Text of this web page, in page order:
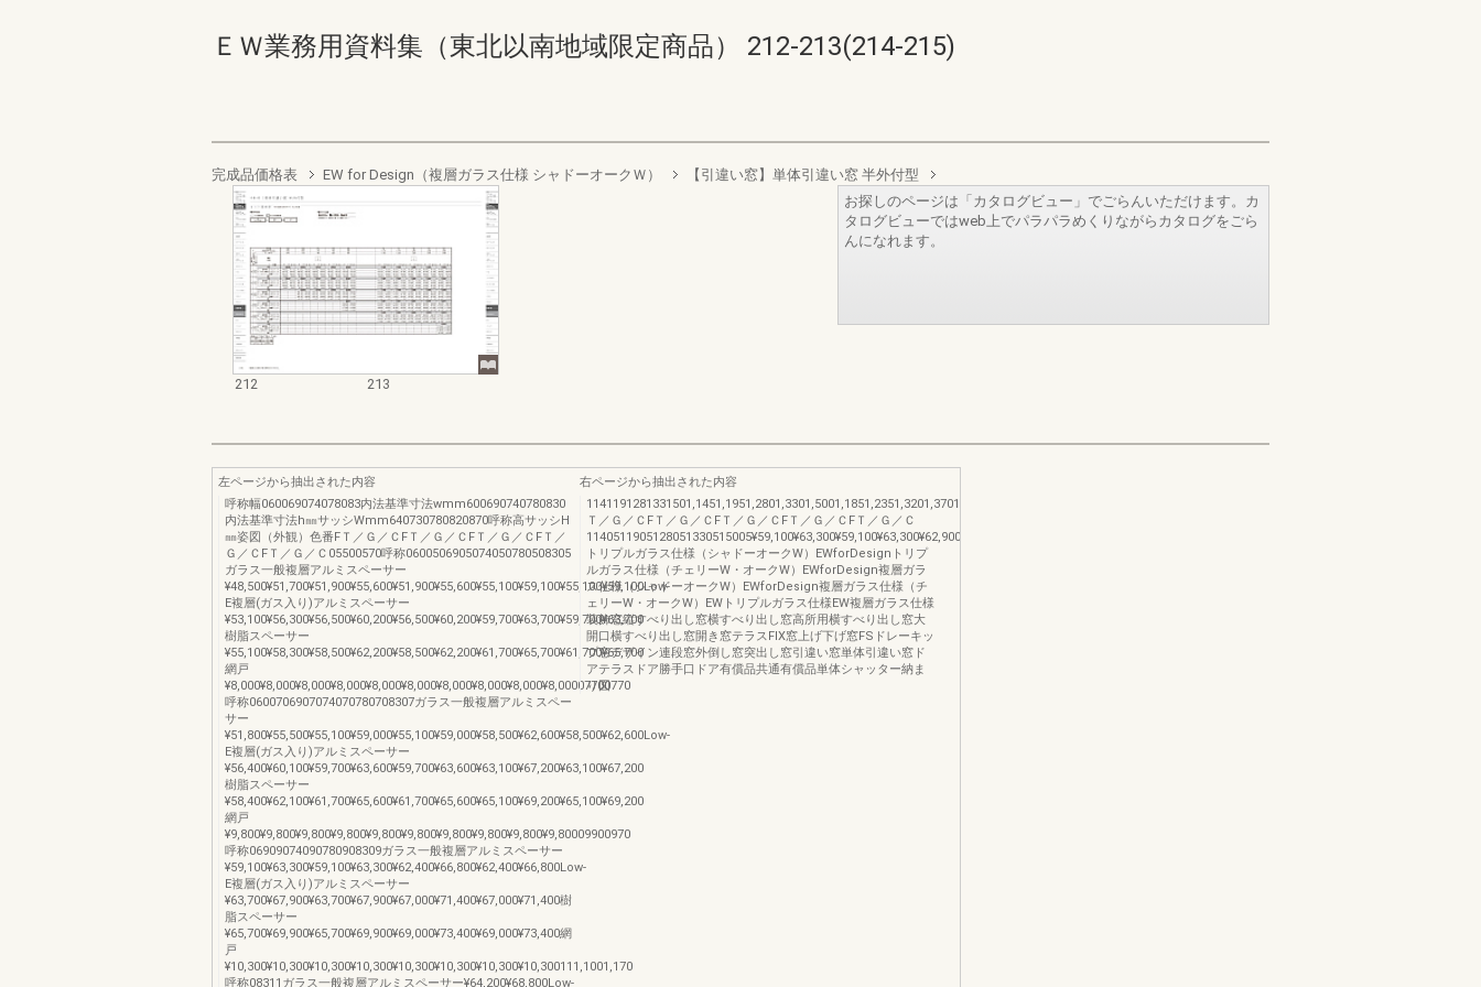
ＥＷ業務用資料集（東北以南地域限定商品） 212-213(214-215)
完成品価格表 EW for Design（複層ガラス仕様 シャドーオークＷ） 【引違い窓】単体引違い窓 半外付型
212 213
お探しのページは「カタログビュー」でごらんいただけます。カ
タログビューではweb上でパラパラめくりながらカタログをごら
んになれます。
左ページから抽出された内容
呼称幅060069074078083内法基準寸法wmm600690740780830
内法基準寸法h㎜サッシWmm640730780820870呼称高サッシH
㎜姿図（外観）色番FＴ／Ｇ／ＣFＴ／Ｇ／ＣFＴ／Ｇ／ＣFＴ／
Ｇ／ＣFＴ／Ｇ／Ｃ05500570呼称0600506905074050780508305
ガラス一般複層アルミスペーサー
¥48,500¥51,700¥51,900¥55,600¥51,900¥55,600¥55,100¥59,100¥55,100¥59,100Low-
E複層(ガス入り)アルミスペーサー
¥53,100¥56,300¥56,500¥60,200¥56,500¥60,200¥59,700¥63,700¥59,700¥63,700
樹脂スペーサー
¥55,100¥58,300¥58,500¥62,200¥58,500¥62,200¥61,700¥65,700¥61,700¥65,700
網戸
¥8,000¥8,000¥8,000¥8,000¥8,000¥8,000¥8,000¥8,000¥8,000¥8,00007700770
呼称0600706907074070780708307ガラス一般複層アルミスペー
サー
¥51,800¥55,500¥55,100¥59,000¥55,100¥59,000¥58,500¥62,600¥58,500¥62,600Low-
E複層(ガス入り)アルミスペーサー
¥56,400¥60,100¥59,700¥63,600¥59,700¥63,600¥63,100¥67,200¥63,100¥67,200
樹脂スペーサー
¥58,400¥62,100¥61,700¥65,600¥61,700¥65,600¥65,100¥69,200¥65,100¥69,200
網戸
¥9,800¥9,800¥9,800¥9,800¥9,800¥9,800¥9,800¥9,800¥9,800¥9,80009900970
呼称06909074090780908309ガラス一般複層アルミスペーサー
¥59,100¥63,300¥59,100¥63,300¥62,400¥66,800¥62,400¥66,800Low-
E複層(ガス入り)アルミスペーサー
¥63,700¥67,900¥63,700¥67,900¥67,000¥71,400¥67,000¥71,400樹
脂スペーサー
¥65,700¥69,900¥65,700¥69,900¥69,000¥73,400¥69,000¥73,400網
戸
¥10,300¥10,300¥10,300¥10,300¥10,300¥10,300¥10,300¥10,300111,1001,170
呼称08311ガラス一般複層アルミスペーサー¥64,200¥68,800Low-
右ページから抽出された内容
1141191281331501,1451,1951,2801,3301,5001,1851,2351,3201,3701,540F
Ｔ／Ｇ／ＣFＴ／Ｇ／ＣFＴ／Ｇ／ＣFＴ／Ｇ／ＣFＴ／Ｇ／Ｃ
トリプルガラス仕様（シャドーオークW）EWforDesignトリプ
ルガラス仕様（チェリーW・オークW）EWforDesign複層ガラ
ス仕様（シャドーオークW）EWforDesign複層ガラス仕様（チ
ェリーW・オークW）EWトリプルガラス仕様EW複層ガラス仕様
装飾窓縦すべり出し窓横すべり出し窓高所用横すべり出し窓大
開口横すべり出し窓開き窓テラスFIX窓上げ下げ窓FSドレーキッ
プ窓デザイン連段窓外倒し窓突出し窓引違い窓単体引違い窓ド
アテラスドア勝手口ドア有償品共通有償品単体シャッター納ま
り図